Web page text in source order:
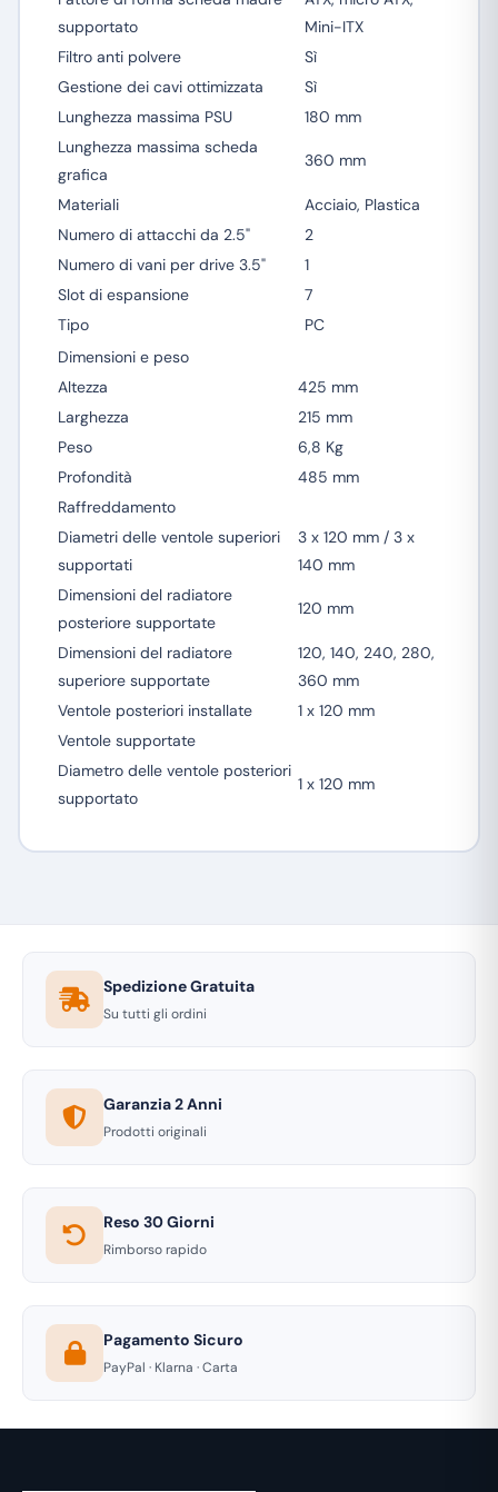
supportato
Mini-ITX
Filtro anti polvere
Sì
Gestione dei cavi ottimizzata
Sì
Lunghezza massima PSU
180 mm
Lunghezza massima scheda
grafica
360 mm
Materiali
Acciaio, Plastica
Numero di attacchi da 2.5"
2
Numero di vani per drive 3.5"
1
Slot di espansione
7
Tipo
PC
Dimensioni e peso
Altezza
425 mm
Larghezza
215 mm
Peso
6,8 Kg
Profondità
485 mm
Raffreddamento
Diametri delle ventole superiori
supportati
3 x 120 mm / 3 x
140 mm
Dimensioni del radiatore
posteriore supportate
120 mm
Dimensioni del radiatore
superiore supportate
120, 140, 240, 280,
360 mm
Ventole posteriori installate
1 x 120 mm
Ventole supportate
Diametro delle ventole posteriori
supportato
1 x 120 mm
Spedizione Gratuita
Su tutti gli ordini
Garanzia 2 Anni
Prodotti originali
Reso 30 Giorni
Rimborso rapido
Pagamento Sicuro
PayPal · Klarna · Carta